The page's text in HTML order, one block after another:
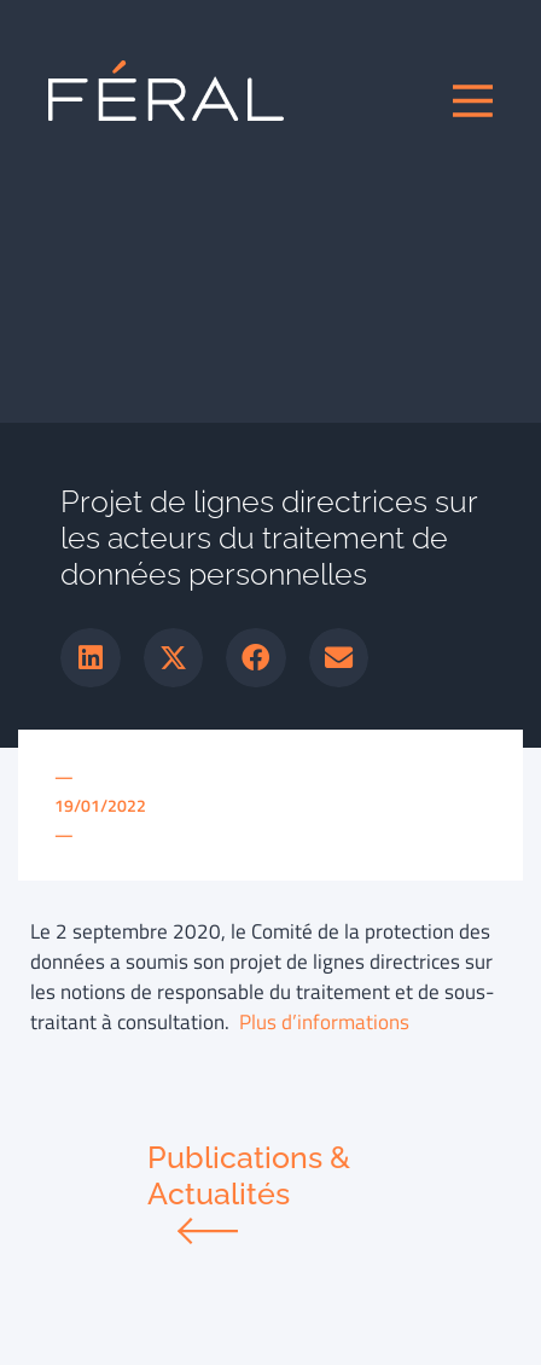
Projet de lignes directrices sur
les acteurs du traitement de
données personnelles
—
19/01/2022
—
Le 2 septembre 2020, le Comité de la protection des
données a soumis son projet de lignes directrices sur
les notions de responsable du traitement et de sous-
traitant à consultation. Plus d’informations
Publications &
Actualités